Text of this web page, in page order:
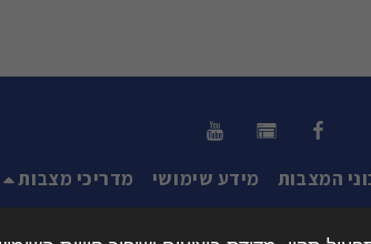
המצבות מידע שימושי מדריכי מצבות